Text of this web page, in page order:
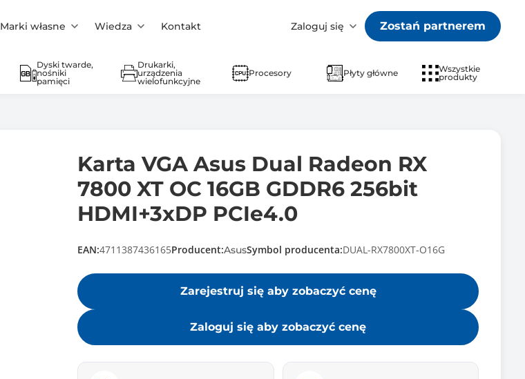
Marki własne Wiedza Kontakt Zaloguj się Zostań partnerem
Dyski twarde,
nośniki
pamięci
Drukarki,
urządzenia
wielofunkcyjne
Procesory Płyty główne
Wszystkie
produkty
Karta VGA Asus Dual Radeon RX
7800 XT OC 16GB GDDR6 256bit
HDMI+3xDP PCIe4.0
EAN:4711387436165Producent:AsusSymbol producenta:DUAL-RX7800XT-O16G
Zarejestruj się aby zobaczyć cenę
Zaloguj się aby zobaczyć cenę